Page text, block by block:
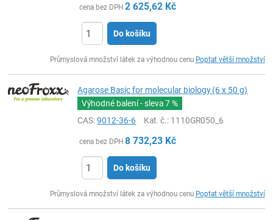
cena bez DPH 2 625,62 Kč
Do košíku
Průmyslová množství látek za výhodnou cenu Poptat větší množství
Agarose Basic for molecular biology (6 x 50 g)
Výhodné balení - sleva7 %
CAS:9012-36-6 Kat. č.: 1110GR050_6
cena bez DPH 8 732,23 Kč
Do košíku
Průmyslová množství látek za výhodnou cenu Poptat větší množství